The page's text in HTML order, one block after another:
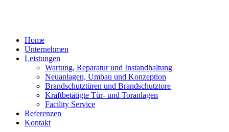
Home
Unternehmen
Leistungen
Wartung, Reparatur und Instandhaltung
Neuanlagen, Umbau und Konzeption
Brandschutztüren und Brandschutztore
Kraftbetätigte Tür- und Toranlagen
Facility Service
Referenzen
Kontakt